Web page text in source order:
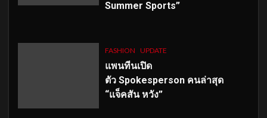
Summer Sports”
FASHION UPDATE
แพนทีนเปิด
ตัว Spokesperson คนล่าสุด
“แจ็คสัน หวัง”